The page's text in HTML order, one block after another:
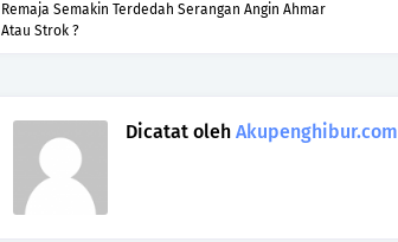
Remaja Semakin Terdedah Serangan Angin Ahmar
Atau Strok ?
Dicatat oleh Akupenghibur.com